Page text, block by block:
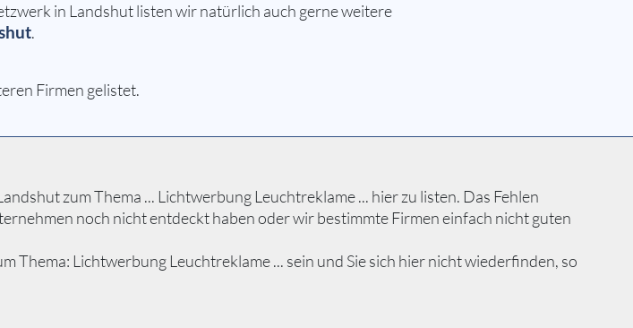
in Landshut listen wir natürlich auch gerne weitere
.
Firmen gelistet.
zum Thema ... Lichtwerbung Leuchtreklame ... hier zu listen. Das Fehlen
noch nicht entdeckt haben oder wir bestimmte Firmen einfach nicht guten
Thema: Lichtwerbung Leuchtreklame ... sein und Sie sich hier nicht wiederfinden, so